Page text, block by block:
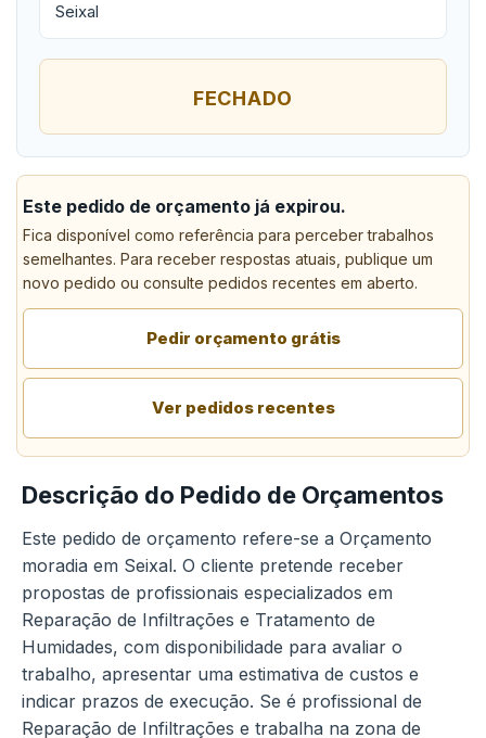
Seixal
FECHADO
Este pedido de orçamento já expirou.
Fica disponível como referência para perceber trabalhos
semelhantes. Para receber respostas atuais, publique um
novo pedido ou consulte pedidos recentes em aberto.
Pedir orçamento grátis
Ver pedidos recentes
Descrição do Pedido de Orçamentos
Este pedido de orçamento refere-se a Orçamento
moradia em Seixal. O cliente pretende receber
propostas de profissionais especializados em
Reparação de Infiltrações e Tratamento de
Humidades, com disponibilidade para avaliar o
trabalho, apresentar uma estimativa de custos e
indicar prazos de execução. Se é profissional de
Reparação de Infiltrações e trabalha na zona de